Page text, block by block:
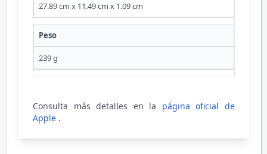
27.89 cm x 11.49 cm x 1.09 cm
Peso
239 g
Consulta más detalles en la página oficial de
Apple .